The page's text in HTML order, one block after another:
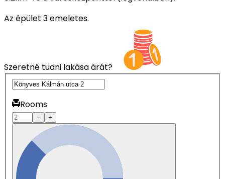
Az épület 3 emeletes.
Szeretné tudni lakása árát?
Rooms
– +